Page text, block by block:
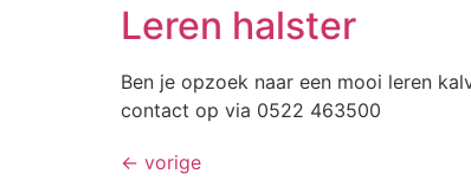
Leren halster
Ben je opzoek naar een mooi leren
contact op via 0522 463500
← vorige